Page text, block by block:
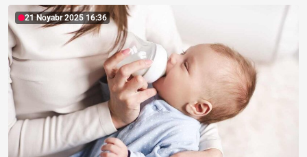
21 Noyabr 2025 16:36